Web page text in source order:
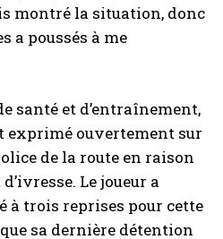
montré la situation, donc
a poussés à me
santé et d’entraînement,
exprimé ouvertement sur
de la route en raison
Le joueur a
à trois reprises pour cette
sa dernière détention